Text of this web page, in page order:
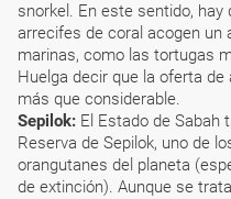
snorkel. En este sentido,
arrecifes de coral acogen un
marinas, como las tortugas
Huelga decir que la oferta
más que considerable.
Sepilok: El Estado de Sabah
Reserva de Sepilok, uno de
orangutanes del planeta
de extinción). Aunque se